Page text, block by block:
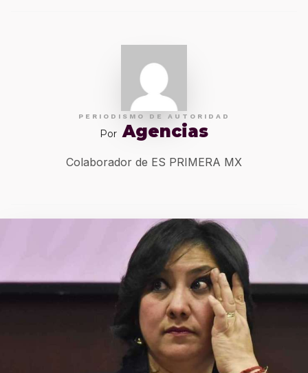
PERIODISMO DE AUTORIDAD
Por Agencias
Colaborador de ES PRIMERA MX